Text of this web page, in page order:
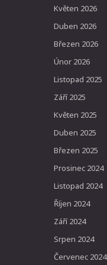
Květen 2026
Duben 2026
Březen 2026
Únor 2026
Listopad 2025
Září 2025
Květen 2025
Duben 2025
Březen 2025
Prosinec 2024
Listopad 2024
Říjen 2024
Září 2024
Srpen 2024
Červenec 2024